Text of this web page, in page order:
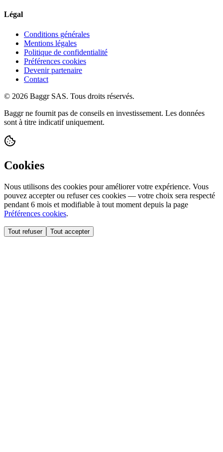
Légal
Conditions générales
Mentions légales
Politique de confidentialité
Préférences cookies
Devenir partenaire
Contact
© 2026 Baggr SAS. Tous droits réservés.
Baggr ne fournit pas de conseils en investissement. Les données
sont à titre indicatif uniquement.
Cookies
Nous utilisons des cookies pour améliorer votre expérience. Vous
pouvez accepter ou refuser ces cookies — votre choix sera respecté
pendant 6 mois et modifiable à tout moment depuis la page
Préférences cookies.
Tout refuser Tout accepter